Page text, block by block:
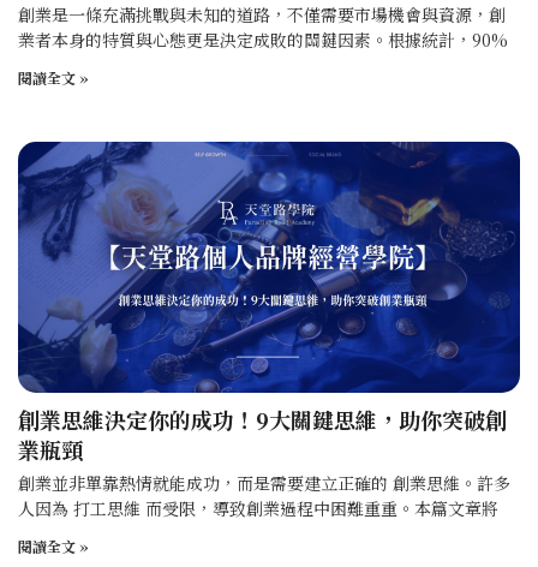
創業是一條充滿挑戰與未知的道路，不僅需要市場機會與資源，創
業者本身的特質與心態更是決定成敗的關鍵因素。根據統計，90%
閱讀全文 »
創業思維決定你的成功！9大關鍵思維，助你突破創
業瓶頸
創業並非單靠熱情就能成功，而是需要建立正確的 創業思維。許多
人因為 打工思維 而受限，導致創業過程中困難重重。本篇文章將
閱讀全文 »